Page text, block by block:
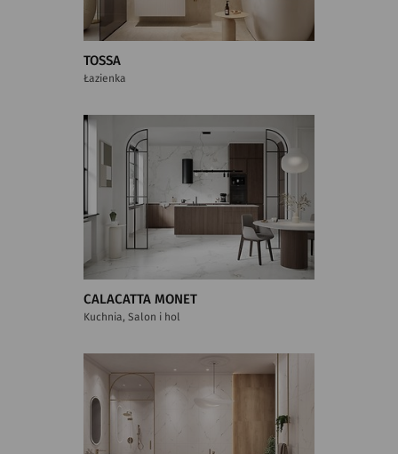
TOSSA
Łazienka
CALACATTA MONET
Kuchnia, Salon i hol